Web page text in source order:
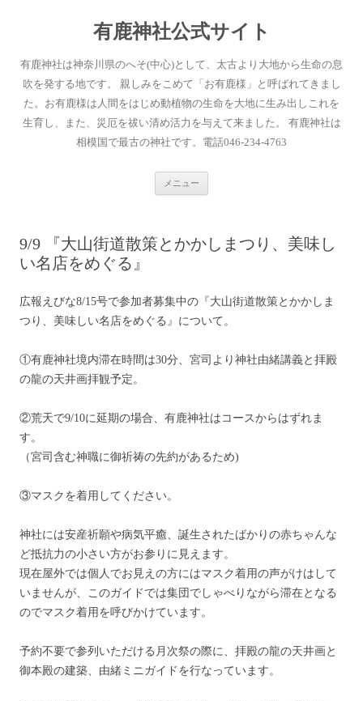
有鹿神社公式サイト
有鹿神社は神奈川県のへそ(中心)として、太古より大地から生命の息
吹を発する地です。 親しみをこめて「お有鹿様」と呼ばれてきまし
た。お有鹿様は人間をはじめ動植物の生命を大地に生み出しこれを
生育し、また、災厄を祓い清め活力を与えて来ました。 有鹿神社は
相模国で最古の神社です。電話046-234-4763
メニュー
ス
9/9 『大山街道散策とかかしまつり、美味し
い名店をめぐる』
広報えびな8/15号で参加者募集中の『大山街道散策とかかしま
つり、美味しい名店をめぐる』について。
①有鹿神社境内滞在時間は30分、宮司より神社由緒講義と拝殿
の龍の天井画拝観予定。
②荒天で9/10に延期の場合、有鹿神社はコースからはずれま
す。
（宮司含む神職に御祈祷の先約があるため)
③マスクを着用してください。
神社には安産祈願や病気平癒、誕生されたばかりの赤ちゃんな
ど抵抗力の小さい方がお参りに見えます。
現在屋外では個人でお見えの方にはマスク着用の声がけはして
いませんが、このガイドでは集団でしゃべりながら滞在となる
のでマスク着用を呼びかけています。
予約不要で参列いただける月次祭の際に、拝殿の龍の天井画と
御本殿の建築、由緒ミニガイドを行なっています。